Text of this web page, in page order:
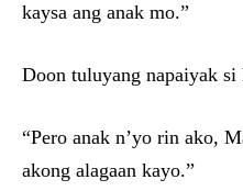
kaysa ang anak mo.”
Doon tuluyang napaiyak si
“Pero anak n’yo rin ako,
akong alagaan kayo.”